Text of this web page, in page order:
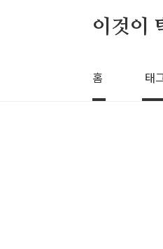
이것이
홈 태